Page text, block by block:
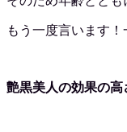
もう一度言います！
艶黒美人の効果の高